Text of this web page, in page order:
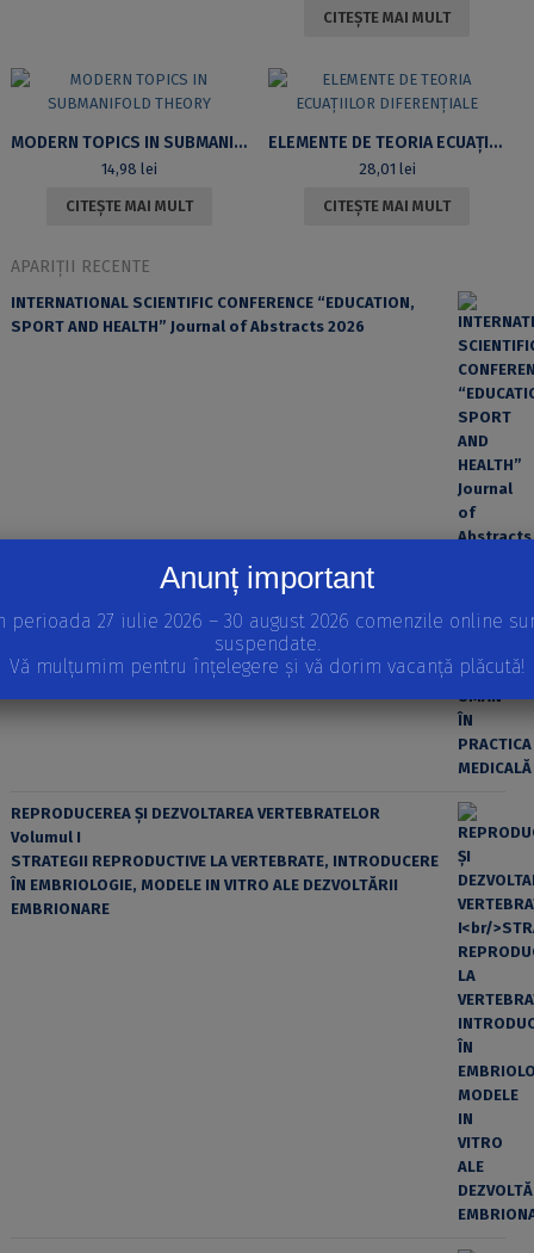
CITEȘTE MAI MULT
MODERN TOPICS IN SUBMANIFOLD THEORY
14,98 lei
CITEȘTE MAI MULT
ELEMENTE DE TEORIA ECUAȚIILOR DIFERENȚIALE
28,01 lei
CITEȘTE MAI MULT
APARIȚII RECENTE
INTERNATIONAL SCIENTIFIC CONFERENCE “EDUCATION,
SPORT AND HEALTH” Journal of Abstracts 2026
REPRODUCEREA ȘI DEZVOLTAREA VERTEBRATELOR
Volumul I
STRATEGII REPRODUCTIVE LA VERTEBRATE, INTRODUCERE
ÎN EMBRIOLOGIE, MODELE IN VITRO ALE DEZVOLTĂRII
EMBRIONARE
Anunț important
perioada 27 iulie 2026 – 30 august 2026 comenzile online
suspendate.
Vă mulțumim pentru înțelegere și vă dorim vacanță plăcută!